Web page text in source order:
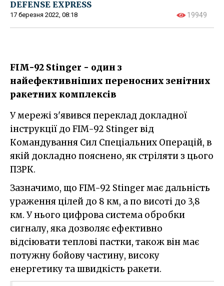
DEFENSE EXPRESS
17 березня 2022, 08:18 19949
FIM-92 Stinger - один з
найефективніших переносних зенітних
ракетних комплексів
У мережі з'явився переклад докладної
інструкції до FIM-92 Stinger від
Командування Сил Спеціальних Операцій, в
якій докладно пояснено, як стріляти з цього
ПЗРК.
Зазначимо, що FIM-92 Stinger має дальність
ураження цілей до 8 км, а по висоті до 3,8
км. У нього цифрова система обробки
сигналу, яка дозволяє ефективно
відсіювати теплові пастки, також він має
потужну бойову частину, високу
енергетику та швидкість ракети.